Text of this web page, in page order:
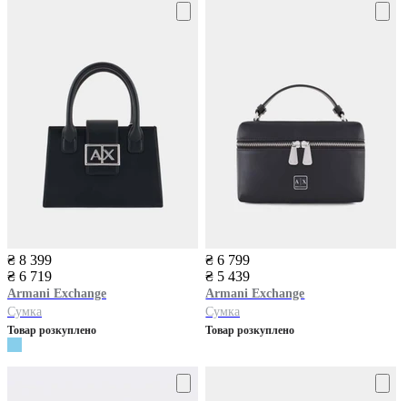
₴ 8 399
₴ 6 719
Armani Exchange
Сумка
Товар розкуплено
₴ 6 799
₴ 5 439
Armani Exchange
Сумка
Товар розкуплено